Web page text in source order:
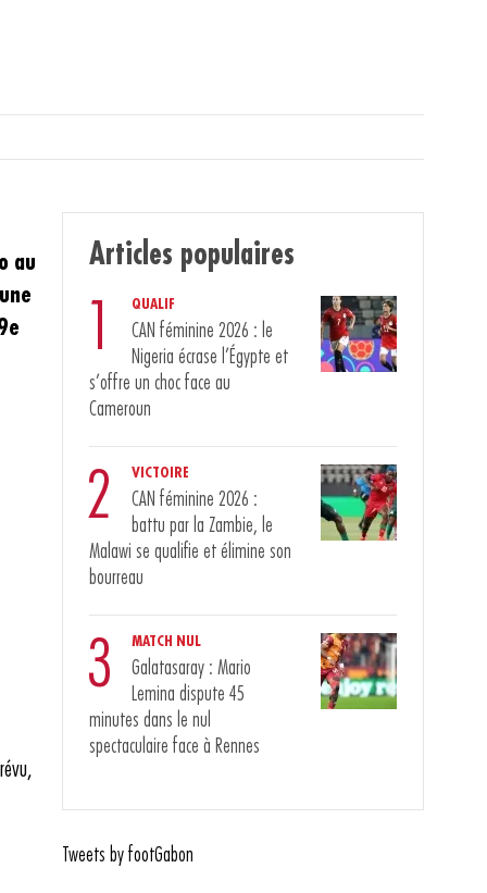
au
Articles populaires
QUALIF
CAN féminine 2026 : le
Nigeria écrase l’Égypte et
s’offre un choc face au
Cameroun
2 VICTOIRE
CAN féminine 2026 :
battu par la Zambie, le
Malawi se qualifie et élimine son
bourreau
3 MATCH NUL
Galatasaray : Mario
Lemina dispute 45
minutes dans le nul
spectaculaire face à Rennes
Tweets by footGabon